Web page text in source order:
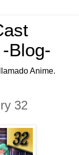
Blog-
Anime.
32